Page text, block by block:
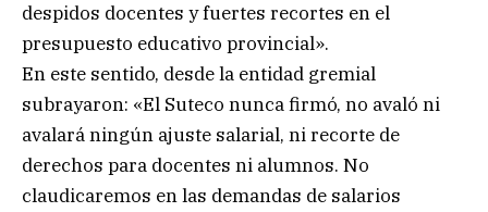
despidos docentes y fuertes recortes en el
presupuesto educativo provincial».
En este sentido, desde la entidad gremial
subrayaron: «El Suteco nunca firmó, no avaló ni
avalará ningún ajuste salarial, ni recorte de
derechos para docentes ni alumnos. No
claudicaremos en las demandas de salarios